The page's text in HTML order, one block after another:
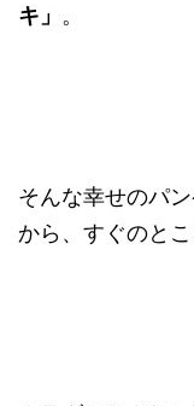
キ」 。
そんな幸せのパ
から、すぐのとこ